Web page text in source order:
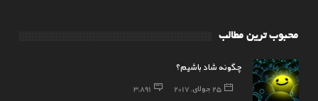
محبوب ترین مطالب
چگونه شاد باشیم؟
25 جولای, 2017 3,891